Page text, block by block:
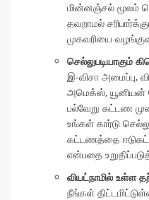
மின்னஞ்சல் மூலம்
தவறாமல்
முகவரியை
செல்லுபடியாகும்
இ-விசா அமைப்பு,
அமெக்ஸ், யூனியன்
பல்வேறு கட்டண
உங்கள் கார்டு
கட்டணத்தை
என்பதை
வியட்நாமில் உள்ள
நீங்கள்